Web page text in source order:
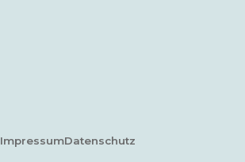
ImpressumDatenschutz